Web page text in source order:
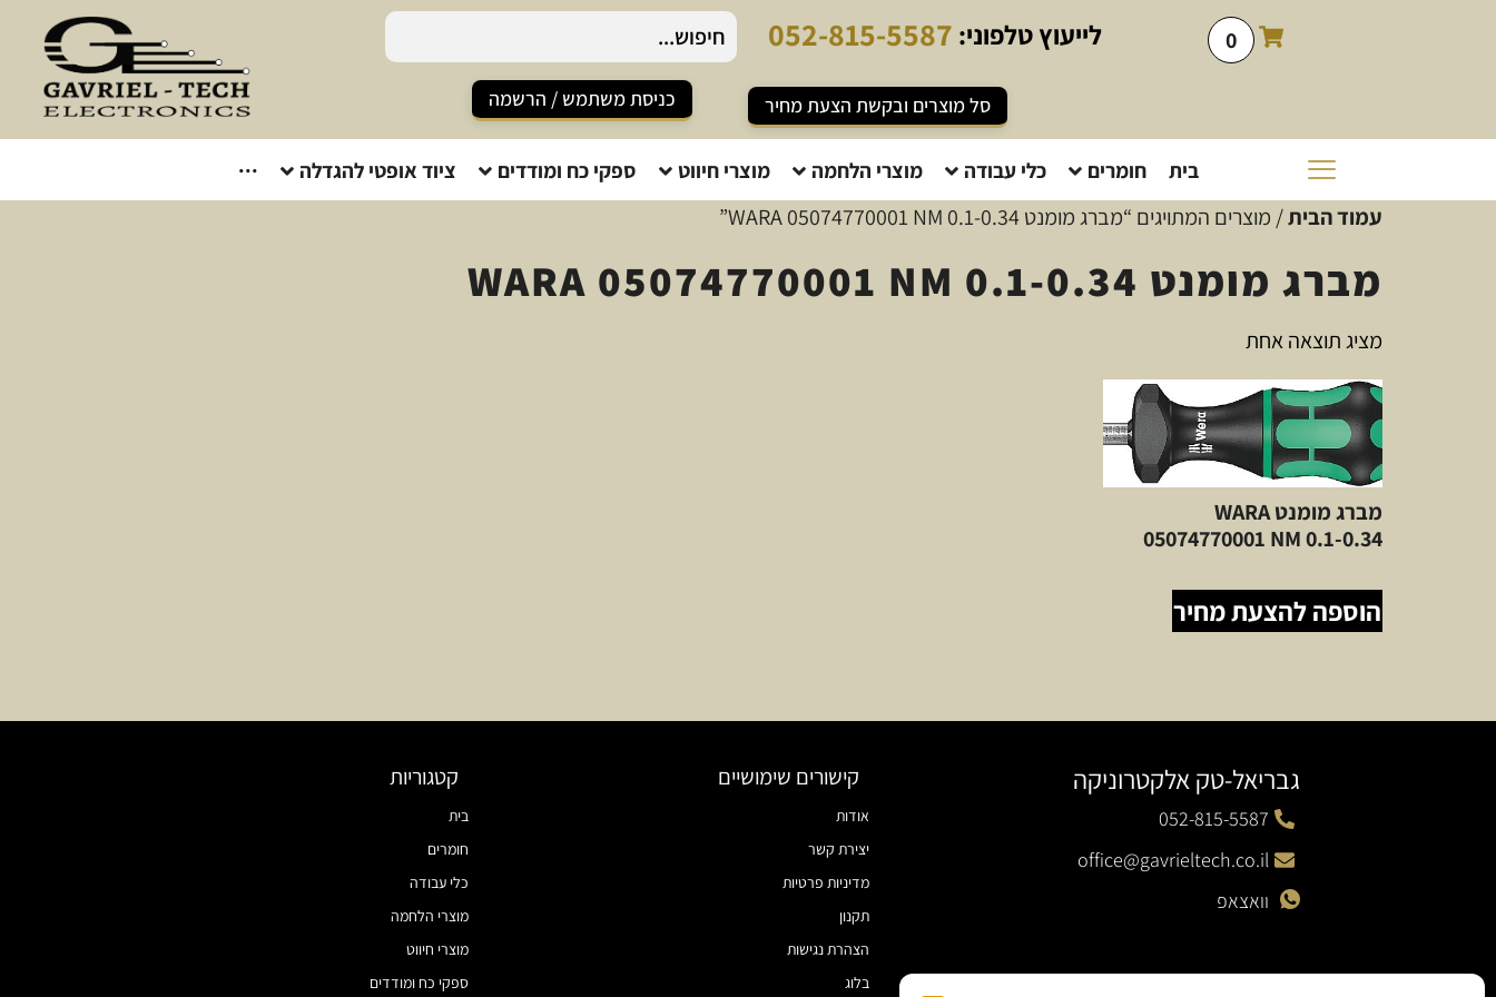
0 לייעוץטלפוני: 052-815-5587
סל מוצרים ובקשת הצעת מחיר כניסת משתמש / הרשמה
בית חומרים כלי עבודה מוצרי הלחמה מוצרי חיווט ספקי כח ומודדים ציוד אופטי להגדלה ···
עמוד הבית/ מוצרים המתויגים “מברג מומנט WARA 05074770001 NM 0.1-0.34”
מברג מומנט WARA 05074770001 NM 0.1-0.34
מציג תוצאה אחת
מברג מומנט WARA
05074770001 NM 0.1-0.34
הוספה להצעת מחיר
גבריאל-טק אלקטרוניקה
052-815-5587
office@gavrieltech.co.il
וואצאפ
קישורים שימושיים
אודות
יצירת קשר
מדיניות פרטיות
תקנון
הצהרת נגישות
בלוג
קטגוריות
בית
חומרים
כלי עבודה
מוצרי הלחמה
מוצרי חיווט
ספקי כח ומודדים